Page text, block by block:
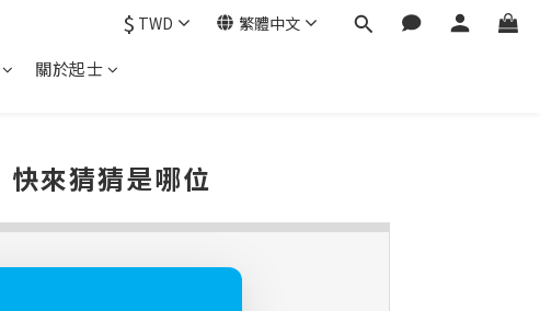
$ TWD 繁體中文
關於起士
快來猜猜是哪位